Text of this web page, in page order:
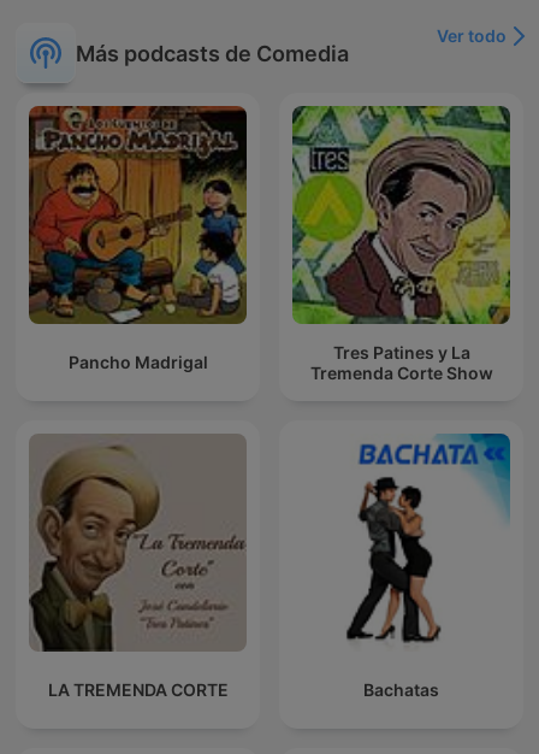
Más podcasts de Comedia
Ver todo
Pancho Madrigal
Tres Patines y La
Tremenda Corte Show
LA TREMENDA CORTE Bachatas